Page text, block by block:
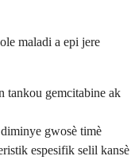
maladi a epi jere
tankou gemcitabine ak
gwosè timè
espesifik selil kansè